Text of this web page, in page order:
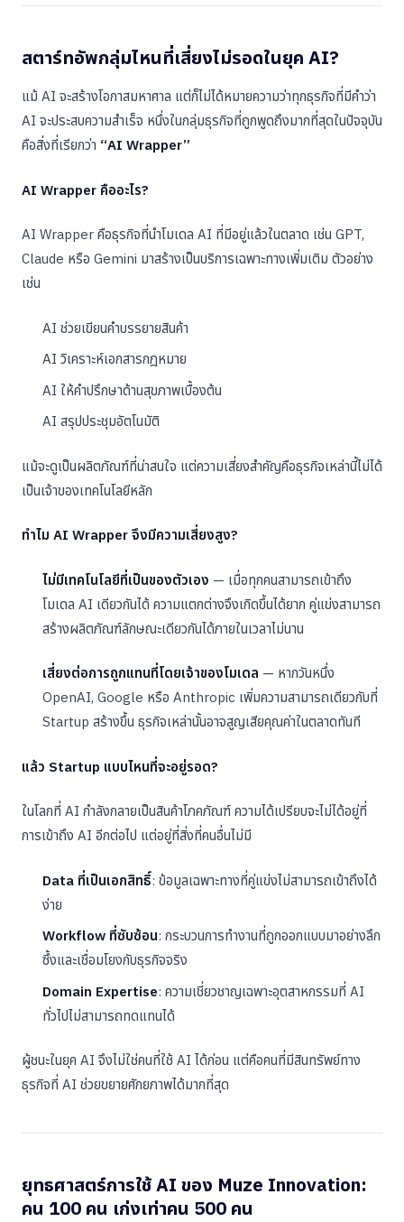
สตาร์ทอัพกลุ่มไหนที่เสี่ยงไม่รอดในยุค AI?
แม้ AI จะสร้างโอกาสมหาศาล แต่ก็ไม่ได้หมายความว่าทุกธุรกิจที่มีคำว่า
AI จะประสบความสำเร็จ หนึ่งในกลุ่มธุรกิจที่ถูกพูดถึงมากที่สุดในปัจจุบัน
คือสิ่งที่เรียกว่า “AI Wrapper”
AI Wrapper คืออะไร?
AI Wrapper คือธุรกิจที่นำโมเดล AI ที่มีอยู่แล้วในตลาด เช่น GPT,
Claude หรือ Gemini มาสร้างเป็นบริการเฉพาะทางเพิ่มเติม ตัวอย่าง
เช่น
AI ช่วยเขียนคำบรรยายสินค้า
AI วิเคราะห์เอกสารกฎหมาย
AI ให้คำปรึกษาด้านสุขภาพเบื้องต้น
AI สรุปประชุมอัตโนมัติ
แม้จะดูเป็นผลิตภัณฑ์ที่น่าสนใจ แต่ความเสี่ยงสำคัญคือธุรกิจเหล่านี้ไม่ได้
เป็นเจ้าของเทคโนโลยีหลัก
ทำไม AI Wrapper จึงมีความเสี่ยงสูง?
ไม่มีเทคโนโลยีที่เป็นของตัวเอง — เมื่อทุกคนสามารถเข้าถึง
โมเดล AI เดียวกันได้ ความแตกต่างจึงเกิดขึ้นได้ยาก คู่แข่งสามารถ
สร้างผลิตภัณฑ์ลักษณะเดียวกันได้ภายในเวลาไม่นาน
เสี่ยงต่อการถูกแทนที่โดยเจ้าของโมเดล — หากวันหนึ่ง
OpenAI, Google หรือ Anthropic เพิ่มความสามารถเดียวกับที่
Startup สร้างขึ้น ธุรกิจเหล่านั้นอาจสูญเสียคุณค่าในตลาดทันที
แล้ว Startup แบบไหนที่จะอยู่รอด?
ในโลกที่ AI กำลังกลายเป็นสินค้าโภคภัณฑ์ ความได้เปรียบจะไม่ได้อยู่ที่
การเข้าถึง AI อีกต่อไป แต่อยู่ที่สิ่งที่คนอื่นไม่มี
Data ที่เป็นเอกสิทธิ์: ข้อมูลเฉพาะทางที่คู่แข่งไม่สามารถเข้าถึงได้
ง่าย
Workflow ที่ซับซ้อน: กระบวนการทำงานที่ถูกออกแบบมาอย่างลึก
ซึ้งและเชื่อมโยงกับธุรกิจจริง
Domain Expertise: ความเชี่ยวชาญเฉพาะอุตสาหกรรมที่ AI
ทั่วไปไม่สามารถทดแทนได้
ผู้ชนะในยุค AI จึงไม่ใช่คนที่ใช้ AI ได้ก่อน แต่คือคนที่มีสินทรัพย์ทาง
ธุรกิจที่ AI ช่วยขยายศักยภาพได้มากที่สุด
ยุทธศาสตร์การใช้ AI ของ Muze Innovation:
คน 100 คน เก่งเท่าคน 500 คน